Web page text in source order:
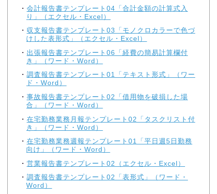
会計報告書テンプレート04「合計金額の計算式入
り」（エクセル・Excel）
収支報告書テンプレート03「モノクロカラーで色づ
けした表形式」（エクセル・Excel）
出張報告書テンプレート06「経費の簡易計算欄付
き」（ワード・Word）
調査報告書テンプレート01「テキスト形式」（ワー
ド・Word）
事故報告書テンプレート02「借用物を破損した場
合」（ワード・Word）
在宅勤務業務月報テンプレート02「タスクリスト付
き」（ワード・Word）
在宅勤務業務週報テンプレート01「平日週5日勤務
向け」（ワード・Word）
営業報告書テンプレート02（エクセル・Excel）
調査報告書テンプレート02「表形式」（ワード・
Word）